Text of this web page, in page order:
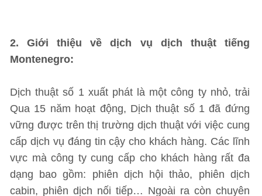
2. Giới thiệu về dịch vụ dịch thuật tiếng
Montenegro:
Dịch thuật số 1 xuất phát là một công ty nhỏ, trải
Qua 15 năm hoạt động, Dịch thuật số 1 đã đứng
vững được trên thị trường dịch thuật với việc cung
cấp dịch vụ đáng tin cậy cho khách hàng. Các lĩnh
vực mà công ty cung cấp cho khách hàng rất đa
dạng bao gồm: phiên dịch hội thảo, phiên dịch
cabin, phiên dịch nối tiếp… Ngoài ra còn chuyên